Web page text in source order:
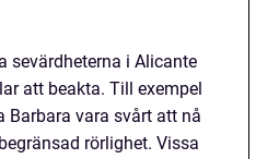
sevärdheterna i Alicante
att beakta. Till exempel
Barbara vara svårt att nå
rörlighet. Vissa